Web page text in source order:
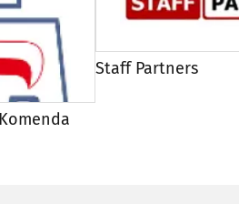
Staff Partners